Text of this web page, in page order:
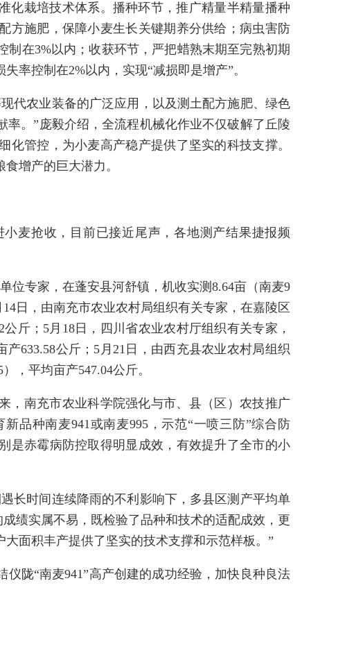
化栽培技术体系。播种环节，推广精量半精量播种
方施肥，保障小麦生长关键期养分供给；病虫害防
在3%以内；收获环节，严把蜡熟末期至完熟初期
率控制在2%以内，实现“减损即是增产”。
代农业装备的广泛应用，以及测土配方施肥、绿色
。”庞毅介绍，全流程机械化作业不仅破解了丘陵
管控，为小麦高产稳产提供了坚实的科技支撑。
增产的巨大潜力。
麦抢收，目前已接近尾声，各地测产结果捷报频
位专家，在蓬安县河舒镇，机收实测8.64亩（南麦9
日，由南充市农业农村局组织有关专家，在嘉陵区
斤；5月18日，四川省农业农村厅组织有关专家，
633.58公斤；5月21日，由西充县农业农村局组织
，平均亩产547.04公斤。
，南充市农业科学院强化与市、县（区）农技推广
品种南麦941或南麦995，示范“一喷三防”综合防
是赤霉病防控取得明显成效，有效提升了全市的小
长时间连续降雨的不利影响下，多县区测产平均单
绩实属不易，既检验了品种和技术的适配成效，更
面积丰产提供了坚实的技术支撑和示范样板。”
陇“南麦941”高产创建的成功经验，加快良种良法